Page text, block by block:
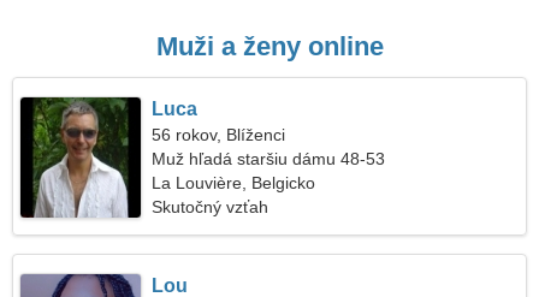
Muži a ženy online
Luca
56 rokov, Blíženci
Muž hľadá staršiu dámu 48-53
La Louvière, Belgicko
Skutočný vzťah
Lou